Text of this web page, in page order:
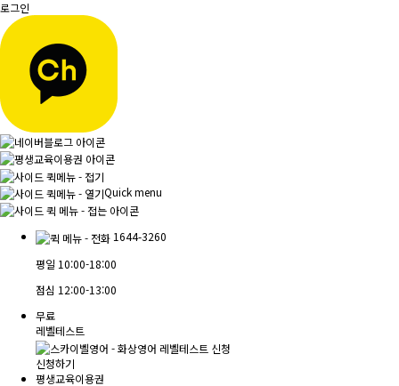
로그인
Quick menu
1644-3260
평일 10:00-18:00
점심 12:00-13:00
무료
레벨테스트
신청하기
평생교육이용권